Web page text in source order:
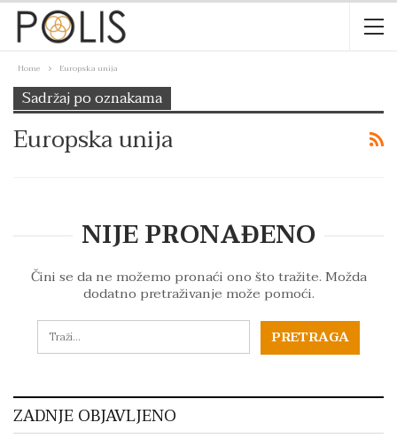
Home Europska unija
Sadržaj po oznakama
Europska unija
NIJE PRONAĐENO
Čini se da ne možemo pronaći ono što tražite. Možda
dodatno pretraživanje može pomoći.
ZADNJE OBJAVLJENO